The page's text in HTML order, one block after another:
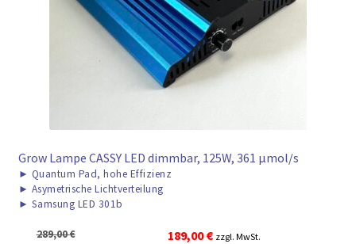
Grow Lampe CASSY LED dimmbar, 125W, 361 μmol/s
► Quantum Pad, hohe Effizienz
► Asymetrische Lichtverteilung
► Samsung LED 301b
289,00€
Ursprünglicher
189,00€Aktueller
zzgl. MwSt.